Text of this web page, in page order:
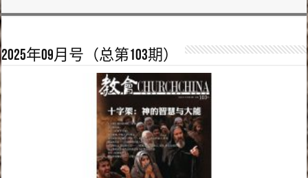
2025年09月号（总第103期）